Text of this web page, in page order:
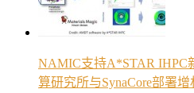
NAMIC支持A*STAR IHPC
算研究所与SynaCore部署